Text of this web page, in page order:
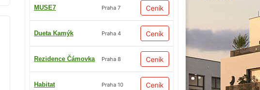
MUSE7 Praha 7 Ceník
Dueta Kamýk Praha 4 Ceník
Rezidence Čámovka Praha 8 Ceník
Habitat Praha 10 Ceník